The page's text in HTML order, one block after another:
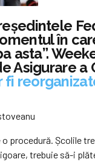
în
asta”.
Asigurare
fi
procedură. Școlile
trebuie să-i